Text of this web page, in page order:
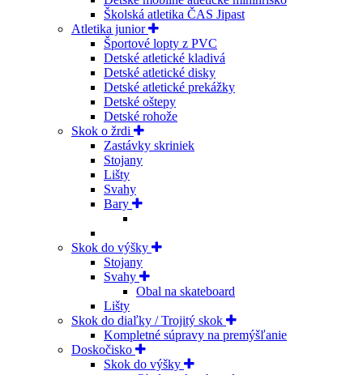
Školská atletika ČAS Jipast
Atletika junior
Športové lopty z PVC
Detské atletické kladivá
Detské atletické disky
Detské atletické prekážky
Detské oštepy
Detské rohože
Skok o žrdi
Zastávky skriniek
Stojany
Lišty
Svahy
Bary
Skok do výšky
Stojany
Svahy
Obal na skateboard
Lišty
Skok do diaľky / Trojitý skok
Kompletné súpravy na premýšľanie
Doskočisko
Skok do výšky